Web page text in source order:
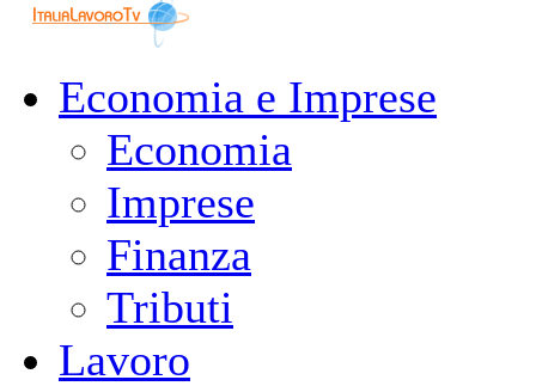
Economia e Imprese
Economia
Imprese
Finanza
Tributi
Lavoro